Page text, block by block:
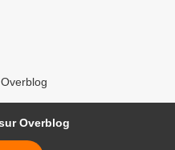
Overblog